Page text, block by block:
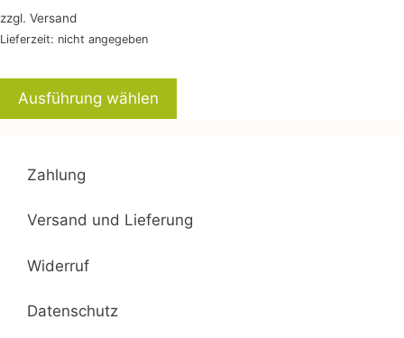
zzgl. Versand
Lieferzeit: nicht angegeben
Ausführung wählen
Zahlung
Versand und Lieferung
Widerruf
Datenschutz